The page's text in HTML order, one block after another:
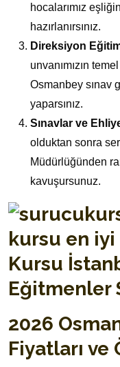
hocalarımız
hazırlanırsınız.
Direksiyon
unvanımızın
Osmanbey sınav
yaparsınız.
Sınavlar ve
olduktan sonra
Müdürlüğünden
kavuşursunuz.
2026
Fiyatları ve